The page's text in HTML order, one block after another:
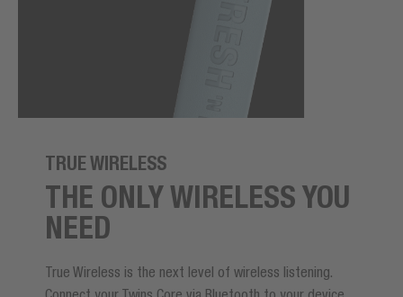
TRUE WIRELESS
THE ONLY WIRELESS YOU
NEED
True Wireless is the next level of wireless listening.